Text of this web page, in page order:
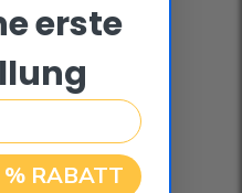
erste
RABATT